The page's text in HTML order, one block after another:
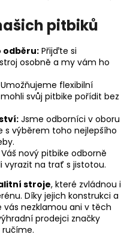
pitbiků
odběru: Přijďte si
osobně a my vám ho
Umožňujeme flexibilní
svůj pitbike pořídit bez
Jsme odborníci v oboru
s výběrem toho nejlepšího
Váš nový pitbike odborně
vyrazit na trať s jistotou.
stroje, které zvládnou i
Díky jejich konstrukci a
vás nezklamou ani v těch
prodejci značky
ručíme.